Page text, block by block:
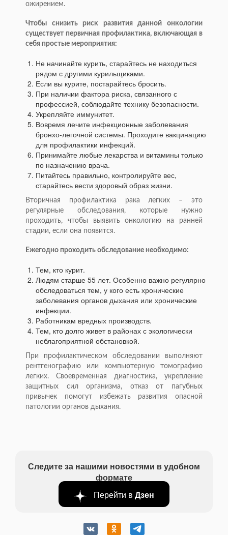
ожирением.
Чтобы снизить риск развития данной онкологии
существует первичная профилактика, включающая в
себя простые мероприятия:
Не начинайте курить, старайтесь не находиться
рядом с другими курильщиками.
Если вы курите, постарайтесь бросить.
При наличии фактора риска, связанного с
профессией, соблюдайте технику безопасности.
Укрепляйте иммунитет.
Вовремя лечите инфекционные заболевания
бронхо-легочной системы. Проходите вакцинацию
для профилактики инфекций.
Принимайте любые лекарства и витамины только
по назначению врача.
Питайтесь правильно, контролируйте вес,
старайтесь вести здоровый образ жизни.
Вторичная профилактика рака легких – это
регулярные обследования, которые нужно
проходить, чтобы выявить онкологию на ранней
стадии, если она появится.
Ежегодно проходить обследование необходимо:
Тем, кто курит.
Людям старше 55 лет. Особенно важно регулярно
обследоваться тем, у кого есть хронические
заболевания органов дыхания или хронические
инфекции.
Работникам вредных производств.
Тем, кто долго живет в районах с экологически
неблагоприятной обстановкой.
При профилактическом обследовании выполняют
рентгенографию или компьютерную томографию
легких. Своевременная диагностика, укрепление
защитных сил организма, отказ от пагубных
привычек помогут избежать развития опасной
патологии органов дыхания.
Следите за нашими новостями в удобном
формате
Перейти в Дзен